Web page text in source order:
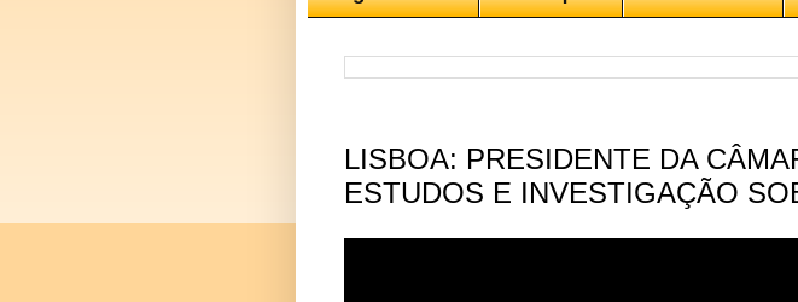
LISBOA: PRESIDENTE DA
ESTUDOS E INVESTIGAÇÃO